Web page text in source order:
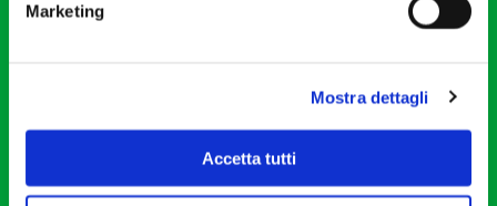
Marketing
Mostra dettagli
Accetta tutti
Orchestra I Pomeriggi Musicali
Direttore Artistico